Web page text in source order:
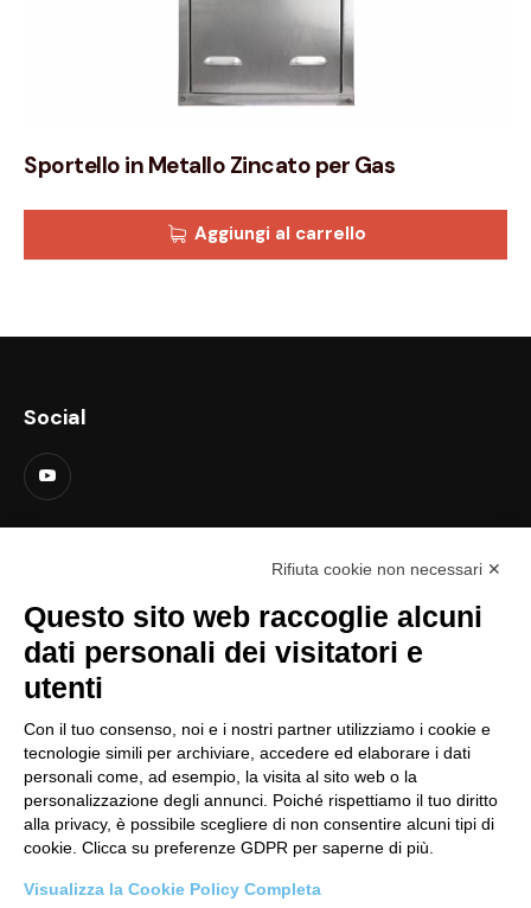
Sportello in Metallo Zincato per Gas
Aggiungi al carrello
Social
Menu
Home
Shop
Video
Contattaci
Rifiuta cookie non necessari ✕
Questo sito web raccoglie alcuni
dati personali dei visitatori e
utenti
Con il tuo consenso, noi e i nostri partner utilizziamo i cookie e
tecnologie simili per archiviare, accedere ed elaborare i dati
personali come, ad esempio, la visita al sito web o la
personalizzazione degli annunci. Poiché rispettiamo il tuo diritto
alla privacy, è possibile scegliere di non consentire alcuni tipi di
cookie. Clicca su preferenze GDPR per saperne di più.
Visualizza la Cookie Policy Completa